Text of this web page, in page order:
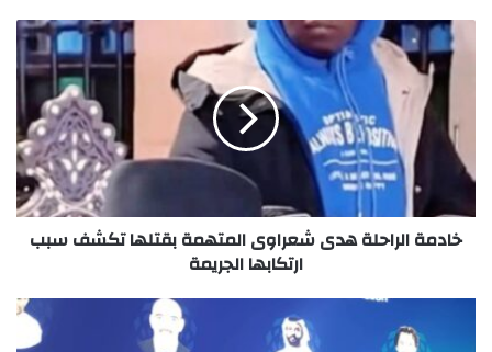
خادمة الراحلة هدى شعراوى المتهمة بقتلها تكشف سبب
ارتكابها الجريمة